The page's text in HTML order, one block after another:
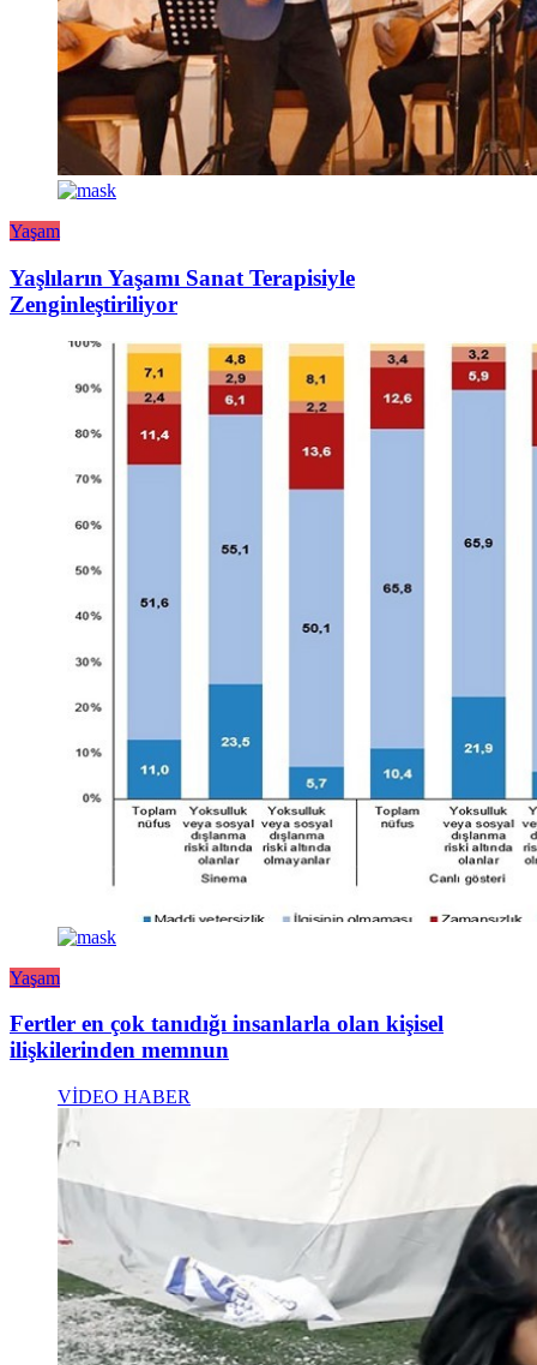
Yaşam
Yaşlıların Yaşamı Sanat Terapisiyle
Zenginleştiriliyor
Yaşam
Fertler en çok tanıdığı insanlarla olan kişisel
ilişkilerinden memnun
VİDEO HABER